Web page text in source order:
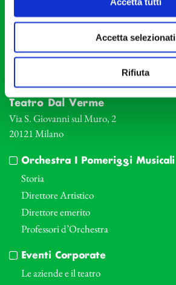
Accetta selezionati
Rifiuta
Via S. Giovanni sul Muro, 2
Cod. Fisc. 80078650159
Teatro Dal Verme
Via S. Giovanni sul Muro, 2
20121 Milano
Orchestra I Pomeriggi Musicali
Storia
Direttore Artistico
Direttore emerito
Professori d’Orchestra
Eventi Corporate
Le aziende e il teatro